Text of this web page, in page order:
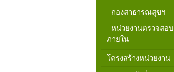
กองสาธารณสุขฯ
หน่วยงานตรวจสอบ
ภายใน
โครงสร้างหน่วยงาน​